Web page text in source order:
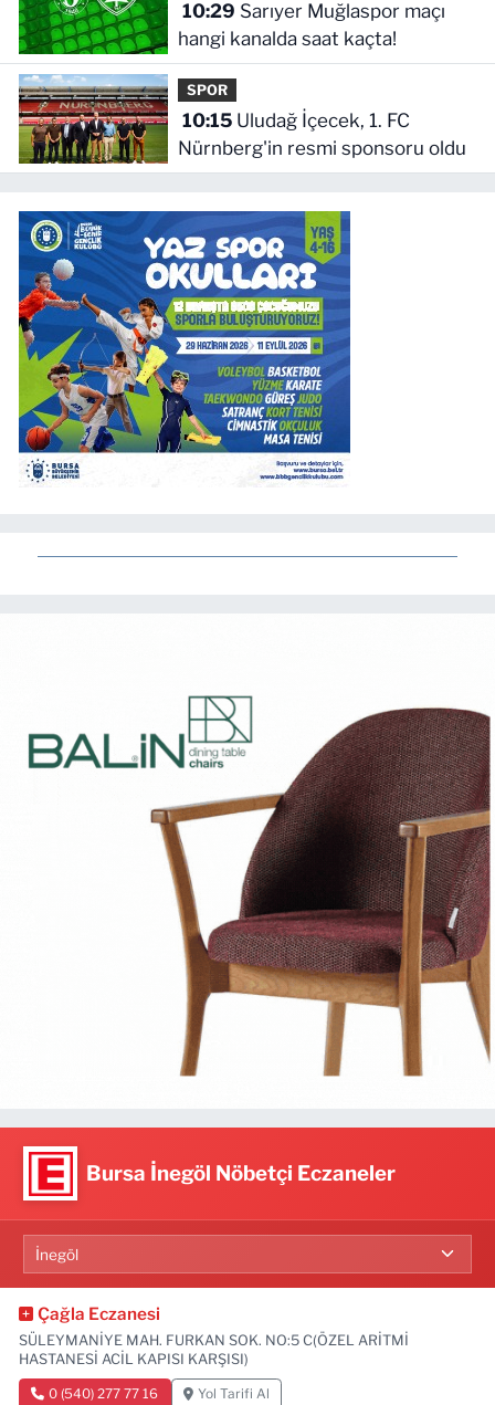
10:29
hangi kanalda saat kaçta!
SPOR
10:15Uludağ İçecek, 1. FC
Nürnberg'in resmi sponsoru oldu
Bursa İnegöl Nöbetçi Eczaneler
Çağla Eczanesi
SÜLEYMANİYE MAH. FURKAN SOK. NO:5 C(ÖZEL ARİTMİ
HASTANESİ ACİL KAPISI KARŞISI)
0 (540) 277 77 16 Yol Tarifi Al